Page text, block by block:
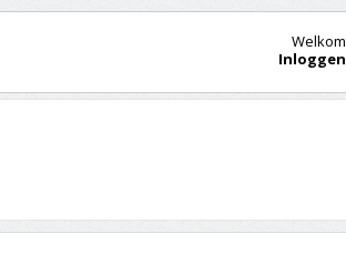
Welkom
Inloggen